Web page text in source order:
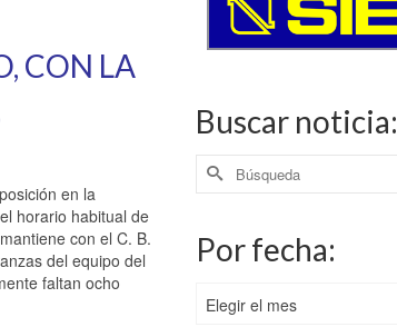
CON LA
en la
horario habitual de
con el C. B.
del equipo del
faltan ocho
Buscar noticia:
Buscar
por:
Por fecha:
fecha:
Elegir el mes